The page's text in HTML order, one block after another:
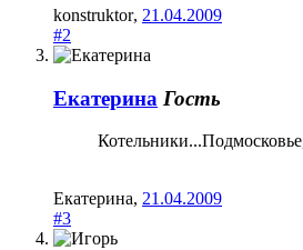
konstruktоr, 21.04.2009
#2
Екатерина Гость
Екатерина, 21.04.2009
#3